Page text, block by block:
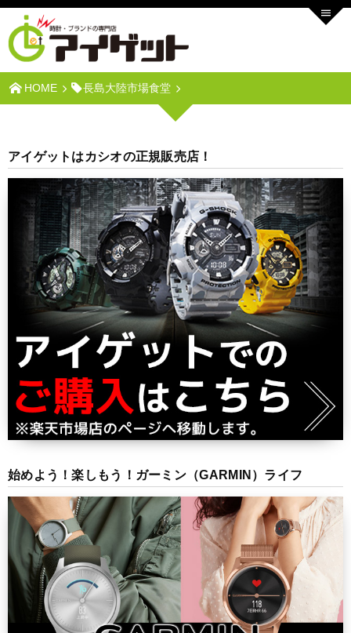
HOME 長島大陸市場食堂
アイゲットはカシオの正規販売店！
始めよう！楽しもう！ガーミン（GARMIN）ライフ